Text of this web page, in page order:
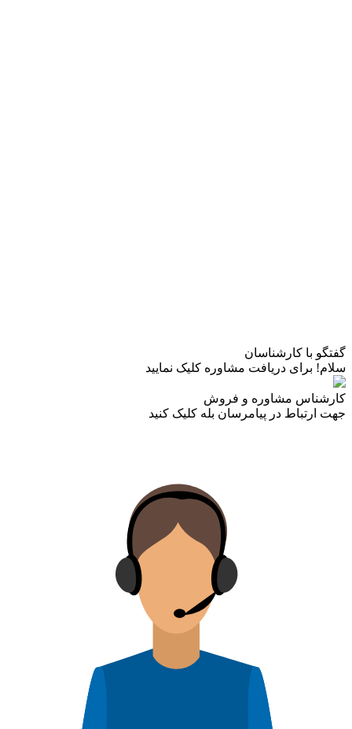
گفتگو با کارشناسان
سلام! برای دریافت مشاوره کلیک نمایید
کارشناس مشاوره و فروش
جهت ارتباط در پیامرسان بله کلیک کنید